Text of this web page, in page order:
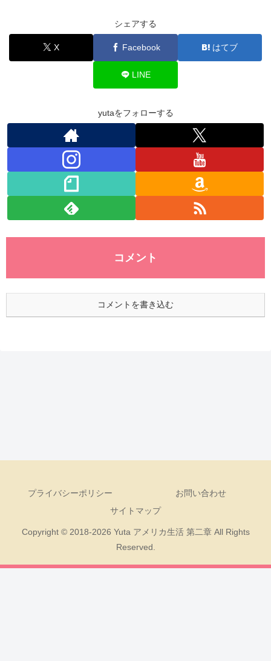
e
b
er
e
dI
at
s
A
p
p
ck
et
シェアする
X Facebook はてブ
LINE
yutaをフォローする
コメント
コメントを書き込む
プライバシーポリシー
お問い合わせ
サイトマップ
Copyright © 2018-2026 Yuta アメリカ生活 第二章 All Rights
Reserved.